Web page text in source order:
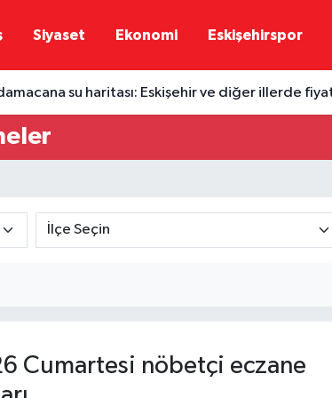
Siyaset Ekonomi Eskişehirspor
su haritası: Eskişehir ve diğer illerde
Cumartesi nöbetçi eczane